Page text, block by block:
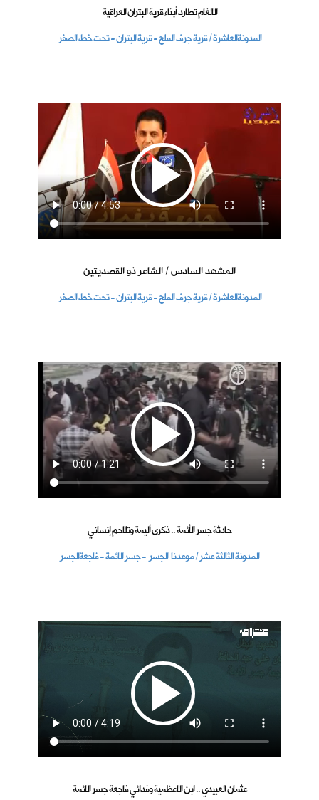
الالغام تطارد أبناء قرية البتران العراقية
المدونةالعاشرة / قرية جرف الملح - قرية البتران - تحت خط الصفر
المشهد السادس / الشاعر ذو القصديتين
المدونةالعاشرة / قرية جرف الملح - قرية البتران - تحت خط الصفر
حادثة جسر الأئمة .. ذكرى أليمة وتلاحم إنساني
المدونة الثالثة عشر / موعدنا الجسر - جسر الائمة - فاجعةالجسر
عثمان العبيدي .. ابن الاعظمية وفدائي فاجعة جسر الائمة